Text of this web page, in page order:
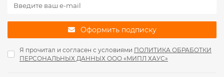
Оформить подписку
Я прочитал и согласен с условиями ПОЛИТИКА ОБРАБОТКИ
ПЕРСОНАЛЬНЫХ ДАННЫХ ООО «МИПЛ ХАУС»